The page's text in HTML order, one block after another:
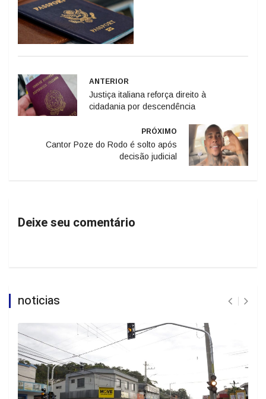
ANTERIOR
Justiça italiana reforça direito à
cidadania por descendência
PRÓXIMO
Cantor Poze do Rodo é solto após
decisão judicial
Deixe seu comentário
noticias